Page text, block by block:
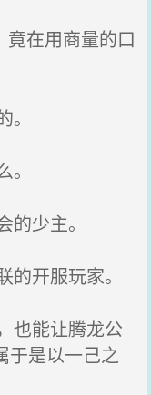
在用商量的口
少主。
开服玩家。
也能让腾龙公
于是以一己之